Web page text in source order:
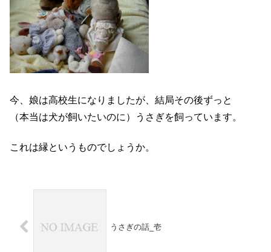
今、娘は高校生になりましたが、結局その後ずっと
（本当は犬が飼いたいのに）うさぎを飼っています。
これは縁というものでしょうか。
うさぎの話_壱